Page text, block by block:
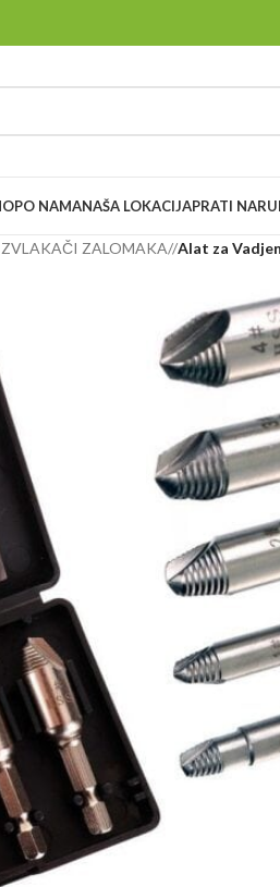
O NAMANAŠA LOKACIJAPRATI
ZALOMAKA/ Alat za